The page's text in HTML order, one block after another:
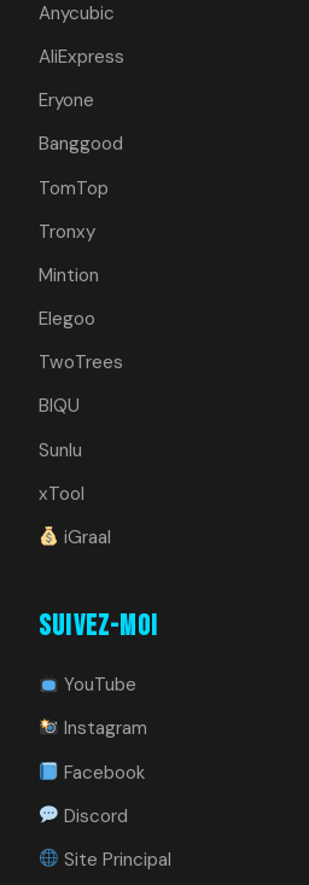
Anycubic
AliExpress
Eryone
Banggood
TomTop
Tronxy
Mintion
Elegoo
TwoTrees
BIQU
Sunlu
xTool
iGraal
Suivez-moi
YouTube
Instagram
Facebook
Discord
Site Principal